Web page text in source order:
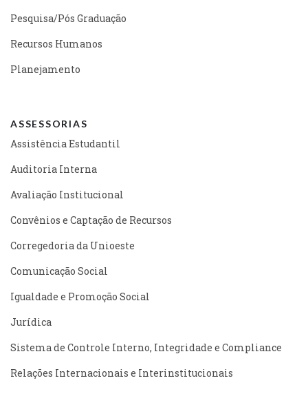
Pesquisa/Pós Graduação
Recursos Humanos
Planejamento
ASSESSORIAS
Assistência Estudantil
Auditoria Interna
Avaliação Institucional
Convênios e Captação de Recursos
Corregedoria da Unioeste
Comunicação Social
Igualdade e Promoção Social
Jurídica
Sistema de Controle Interno, Integridade e Compliance
Relações Internacionais e Interinstitucionais